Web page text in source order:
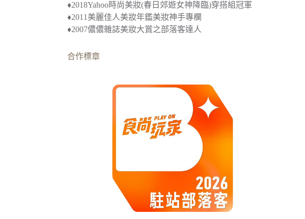
♦︎2018Yahoo時尚美妝(春日郊遊女神降臨)穿搭組冠軍
♦︎2011美麗佳人美妝年鑑美妝神手專欄
♦︎2007儂儂雜誌美妝大賞之部落客達人
合作標章